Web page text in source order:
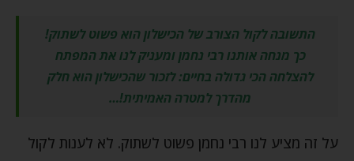
התשובה לקול הצורב של הכישלון הוא פשוט לשתוק!
כך מנחה אותנו רבי נחמן ומעניק לנו את המפתח
להצלחה הכי גדולה בחיים: לזכור שהכישלון הוא חלק
מהדרך למטרה האמיתית!…
על זה מציע לנו רבי נחמן פשוט לשתוק. לא לענות לקול